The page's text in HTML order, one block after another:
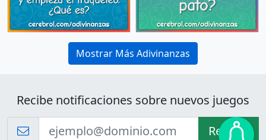
Mostrar Más Adivinanzas
Recibe notificaciones sobre nuevos juegos
Recibir!